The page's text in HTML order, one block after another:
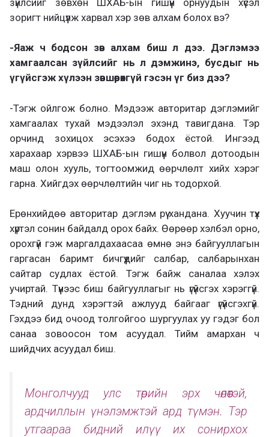
зоригт нийцүүлж харвал хэр зөв алхам болох вэ?
-Яаж ч бодсон зөв алхам биш л дээ. Дэглэмээ
хамгаалсан зүйлсийг нь л дэмжинэ, бусдыг нь
үгүйсгэж хүлээн зөвшөөрөхгүй гэсэн үг биз дээ?
-Тэгж ойлгож болно. Мэдээж авторитар дэглэмийг
хамгаалах тухай мэдээлэл эхэнд тавигдана. Тэр
орчинд зохицох эсэхээ бодох ёстой. Ингээд
харахаар хэрвээ ШХАБ-ын гишүүн болвол дотоодын
маш олон хууль, тогтоомжид өөрчлөлт хийх хэрэг
гарна. Хийгдэх өөрчлөлтийн чиг нь тодорхой.
Ерөнхийдөө авторитар дэглэм рүү хандана. Хуучин түүх
хүртэл сонин байдалд орох байх. Өөрөөр хэлбэл орно,
орохгүй гэж маргалдахаасаа өмнө энэ байгууллагын
гаргасан баримт бичгүүдийг салбар, салбарынхан
сайтар судлах ёстой. Тэгж байж саналаа хэлэх
учиртай. Түүнээс биш байгууллагыг нь үгүйсгэх хэрэггүй.
Тэдний дунд хэрэгтэй ажлууд байгааг үгүйсгэхгүй.
Гэхдээ бид очоод толгойгоо шургуулах уу гэдэг бол
санаа зовоосон том асуудал. Тийм амархан ч
шийдчих асуудал биш.
Монголчууд улс төрийн эрх чөлөөтэй,
ардчиллын үнэлэмжтэй ард түмэн. Тэр
утгаараа бидний илүү их сонирхох